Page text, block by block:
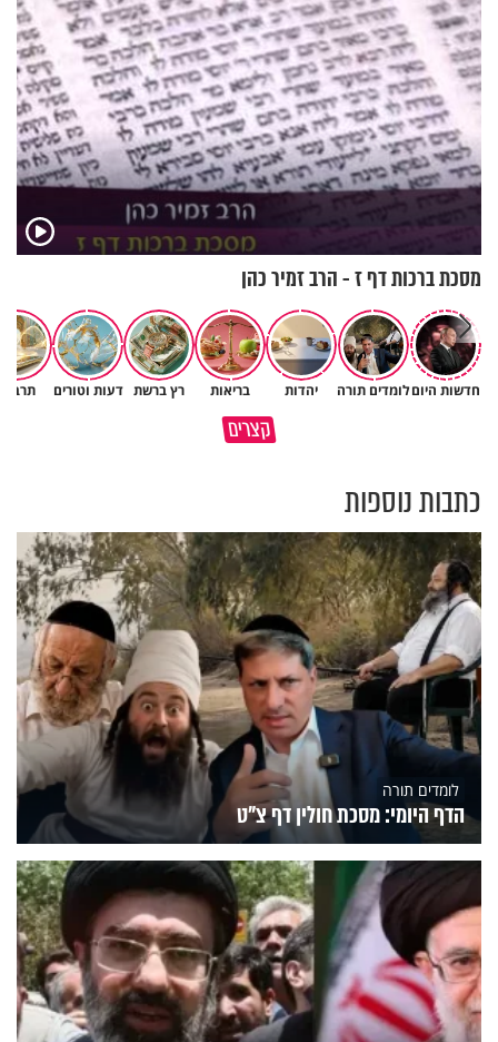
מסכת ברכות דף ז - הרב זמיר כהן
חדשות היוםלומדים תורה יהדות בריאות רץ ברשת דעות וטורים
קצרים
באיזה ארץ לומדים יותר גמרא
כתבות נוספות
לומדים תורה
הדף היומי: מסכת חולין דף צ"ט